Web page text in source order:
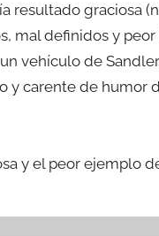
resultado graciosa
mal definidos y
vehículo de
carente de humor
y el peor ejemplo